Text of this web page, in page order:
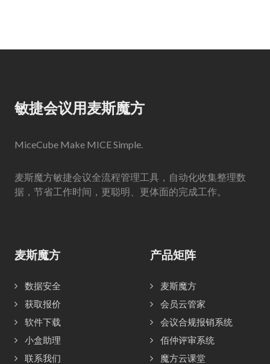
敏捷会议用麦斯魔方
MiceCube Make MICE Simple.
麦斯魔方敏捷会议全流程管理工具，自动化收集整理数
据，节省工作时间，更聪明、更体面的完成工作。
麦斯魔方
数据安全
获取报价
软件下载
小盒助理
联系我们
产品矩阵
麦斯魔方
会员云管家
会议合规报销系统
佰仲评审系统
魔方云课堂